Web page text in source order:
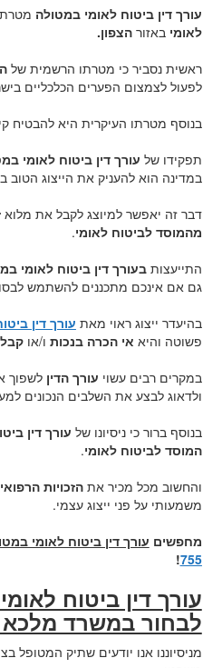
עורך דין ביטוח לאומי במטולה
לאומי באזורהצפון.
ראשית נסביר כי מטרתו הרשמית של
לפעול לצמצום הפערים הכלכליים
בנוסף מטרתו העיקרית היא להבטיח
תפקידו של עורך דין ביטוח לאומי
במדינה הוא להעניק את הייצוג הטוב
דבר זה יאפשר למיוצג לקבל את מלוא
מהמוסד לביטוח לאומי.
התייעצותבעורך דין ביטוח לאומי
גם אם אינכם מתכננים להשתמש
בהיעדר ייצוג ראוי מאת עורך דין
פשוטה והיא אי הכרה בנכות ו/או
במקרים רבים עשוי עורך הדין לשפוך
ולדאוג לבצע את השלבים הנכונים
בנוסף ברור כי ניסיונו של עורך דין
המוסד לביטוח לאומי.
והחשוב מכל מכיר אתהזכויות
משמעותי על פני ייצוג עצמי.
מחפשים עורך דין ביטוח לאומי
755
!
עורך דין ביטוח
לבחור במשרד
מניסיוננו אנו יודעים שתיק המטופל